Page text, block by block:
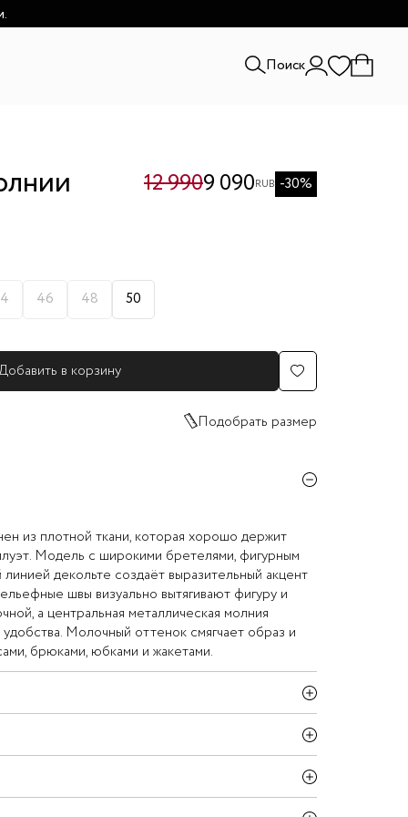
Поиск
12 9909 090RUB -30%
46 48 50
в корзину
Подобрать размер
из плотной ткани, которая хорошо держит
Модель с широкими бретелями, фигурным
декольте создаёт выразительный акцент
швы визуально вытягивают фигуру и
а центральная металлическая молния
Молочный оттенок смягчает образ и
брюками, юбками и жакетами.